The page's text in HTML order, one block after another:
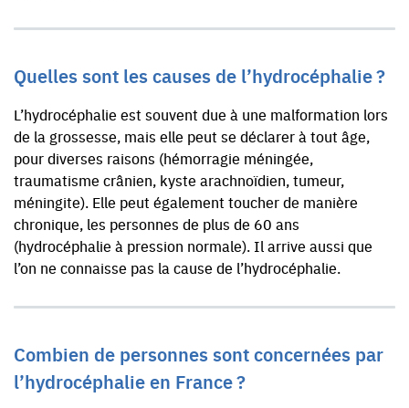
Quelles sont les causes de l’hydrocéphalie ?
L’hydrocéphalie est souvent due à une malformation lors
de la grossesse, mais elle peut se déclarer à tout âge,
pour diverses raisons (hémorragie méningée,
traumatisme crânien, kyste arachnoïdien, tumeur,
méningite). Elle peut également toucher de manière
chronique, les personnes de plus de 60 ans
(hydrocéphalie à pression normale). Il arrive aussi que
l’on ne connaisse pas la cause de l’hydrocéphalie.
Combien de personnes sont concernées par
l’hydrocéphalie en France ?